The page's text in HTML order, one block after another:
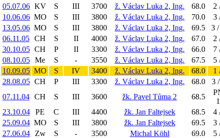
05.07.06 KV S III 3700 ž. Václav Luka 2, Ing. 68.0
2
10.06.06 MO S III 3800 ž. Václav Luka 2, Ing. 70.0
3
13.05.06 MO S III 3800 ž. Václav Luka 2, Ing. 69.5
3
06.11.05 CH S II 4000 ž. Václav Luka 2, Ing. 67.0
2
30.10.05 CH P II 3300 ž. Václav Luka 2, Ing. 66.0
7
08.10.05
Me S - 3550 ž. Václav Luka 2, Ing. 67.5
5
10.09.05 MO S IV 3400 ž. Václav Luka 2, Ing. 68.0
1
28.08.05 CH P III 3300 ž. Václav Luka 2, Ing. 68.0
3
07.11.04 CH S III 3600 žk. Pavel Tůma 2 68.5
23.10.04
PE C III 4400 žk. Jan Faltejsek 68.5
4
25.09.04 MO S III 3800 žk. Jan Faltejsek 69.5
3
27.06.04
Zw S - 3500 Michal Köhl 69.0
5